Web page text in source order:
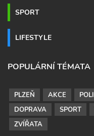
SPORT
LIFESTYLE
POPULÁRNÍ TÉMATA
PLZEŇ AKCE
DOPRAVA
SPORT
ZVÍŘATA